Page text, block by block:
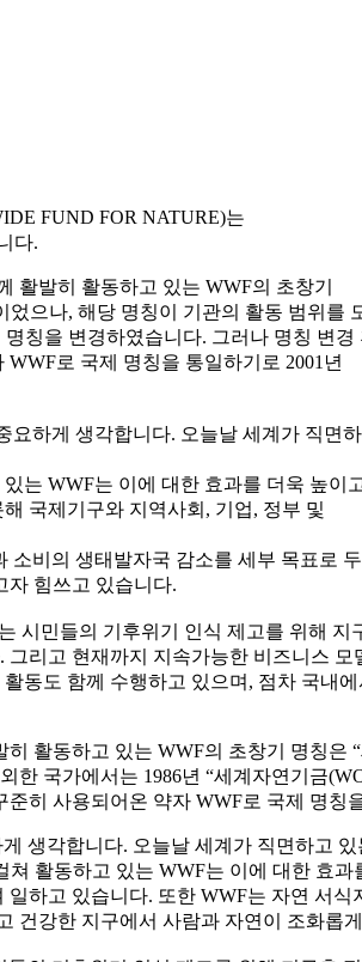
FUND FOR NATURE)는
다.
활발히 활동하고 있는 WWF의 초창기
으나, 해당 명칭이 기관의 활동 범위를
칭을 변경하였습니다. 그러나 명칭 변경
로 국제 명칭을 통일하기로 2001년
하게 생각합니다. 오늘날 세계가 직면
는 WWF는 이에 대한 효과를 더욱 높이
국제기구와 지역사회, 기업, 정부 및
비의 생태발자국 감소를 세부 목표로
자 힘쓰고 있습니다.
시민들의 기후위기 인식 제고를 위해
리고 현재까지 지속가능한 비즈니스
동도 함께 수행하고 있으며, 점차 국내
활동하고 있는 WWF의 초창기 명칭
국가에서는 1986년 “세계자연기금
히 사용되어온 약자 WWF로 국제 명칭
생각합니다. 오늘날 세계가 직면하고
활동하고 있는 WWF는 이에 대한 효
하고 있습니다. 또한 WWF는 자연 서
건강한 지구에서 사람과 자연이 조화롭